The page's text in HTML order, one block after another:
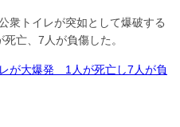
衆トイレが突如として爆破する
亡、7人が負傷した。
が大爆発 1人が死亡し7人が負